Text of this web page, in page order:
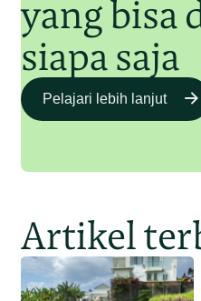
yang bisa
siapa saja
Pelajari lebih lanjut
Artikel